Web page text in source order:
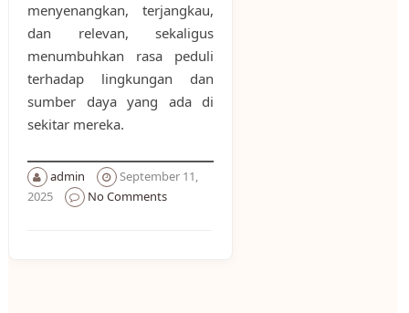
menyenangkan, terjangkau,
dan relevan, sekaligus
menumbuhkan rasa peduli
terhadap lingkungan dan
sumber daya yang ada di
sekitar mereka.
admin
September 11,
2025
No Comments